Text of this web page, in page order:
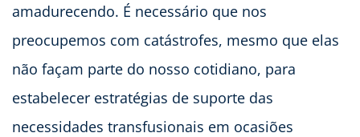
amadurecendo. É necessário que nos
preocupemos com catástrofes, mesmo que elas
não façam parte do nosso cotidiano, para
estabelecer estratégias de suporte das
necessidades transfusionais em ocasiões